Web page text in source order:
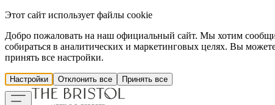
Этот сайт использует файлы cookie
Добро пожаловать на наш официальный сайт. Мы хотим
собираться в аналитических и маркетинговых целях. Вы
принять все настройки.
Настройки Отклонить все Принять все